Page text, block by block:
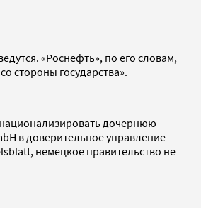
«Роснефть», по его словам,
стороны государства».
дочернюю
в доверительное управление
немецкое правительство не